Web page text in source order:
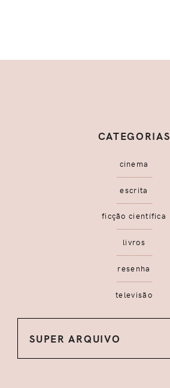
CATEGORIAS
cinema
escrita
ficção científica
livros
resenha
televisão
SUPER ARQUIVO